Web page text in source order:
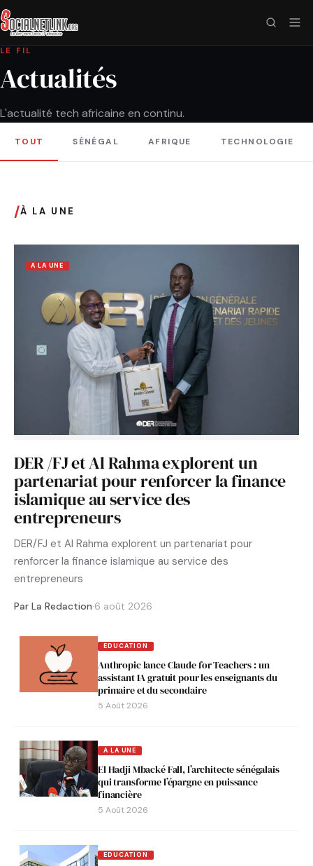
LE FIL
Actualités
L'actualité tech africaine en continu.
TOUT SÉNÉGAL AFRIQUE TECHNOLOGIE
/À LA UNE
A LA UNE
DER /FJ et Al Rahma explorent un
partenariat pour renforcer la finance
islamique au service des
entrepreneurs
DER/FJ et Al Rahma explorent un partenariat pour
renforcer la finance islamique au service des
entrepreneurs
Par La Redaction·6 août 2026
EDUCATION
Anthropic lance Claude for Teachers : un
assistant IA gratuit pour les enseignants du
primaire et du secondaire
5 Août 2026
A LA UNE
El Hadji Mbacké Fall, l’architecte sénégalais
qui transforme l’épargne en puissance
financière
5 Août 2026
EDUCATION